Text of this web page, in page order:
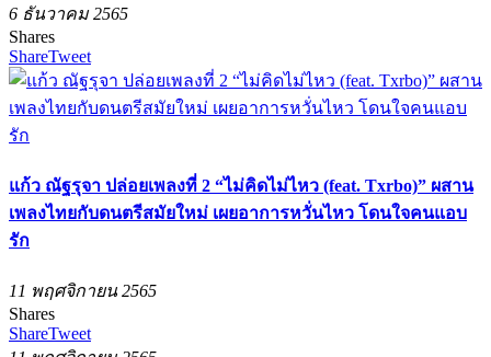
6 ธันวาคม 2565
Shares
ShareTweet
แก้ว ณัฐรุจา ปล่อยเพลงที่ 2 “ไม่คิดไม่ไหว (feat. Txrbo)” ผสาน
เพลงไทยกับดนตรีสมัยใหม่ เผยอาการหวั่นไหว โดนใจคนแอบ
รัก
11 พฤศจิกายน 2565
Shares
ShareTweet